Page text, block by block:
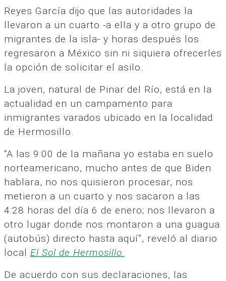
Reyes García dijo que las autoridades la
llevaron a un cuarto -a ella y a otro grupo de
migrantes de la isla- y horas después los
regresaron a México sin ni siquiera ofrecerles
la opción de solicitar el asilo.
La joven, natural de Pinar del Río, está en la
actualidad en un campamento para
inmigrantes varados ubicado en la localidad
de Hermosillo.
“A las 9:00 de la mañana yo estaba en suelo
norteamericano, mucho antes de que Biden
hablara, no nos quisieron procesar, nos
metieron a un cuarto y nos sacaron a las
4:28 horas del día 6 de enero; nos llevaron a
otro lugar donde nos montaron a una guagua
(autobús) directo hasta aquí”, reveló al diario
local El Sol de Hermosillo.
De acuerdo con sus declaraciones, las